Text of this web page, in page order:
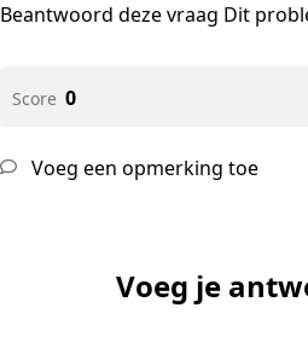
Beantwoord deze vraag Dit
Score 0
Voeg een opmerking toe
Voeg je